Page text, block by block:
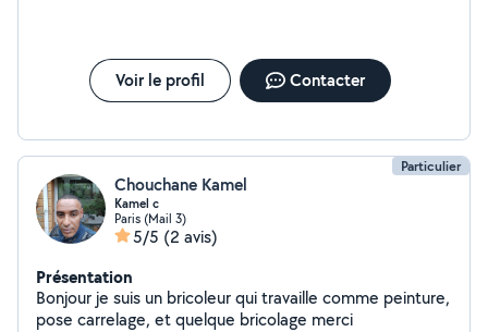
Voir le profil Contacter
Particulier
Chouchane Kamel
Kamel c
Paris (Mail 3)
5/5 (2 avis)
Présentation
Bonjour je suis un bricoleur qui travaille comme peinture,
pose carrelage, et quelque bricolage merci